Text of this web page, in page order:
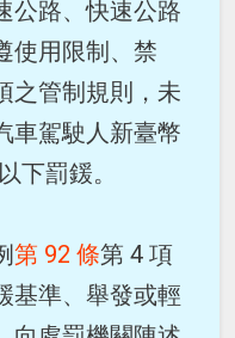
公路、快速公路
使用限制、禁
之管制規則，未
車駕駛人新臺幣
下罰鍰。
第 92 條第 4 項
基準、舉發或輕